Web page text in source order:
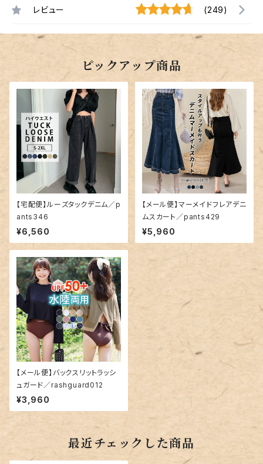
レビュー (249)
ピックアップ商品
【宅配便】ルーズタックデニム／p
ants346
¥6,560
【メール便】マーメイドフレアデニ
ムスカート／pants429
¥5,960
【メール便】バックスリットラッシ
ュガード／rashguard012
¥3,960
最近チェックした商品